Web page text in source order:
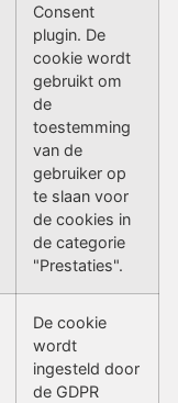
Consent
plugin. De
cookie wordt
gebruikt om
de
toestemming
van de
gebruiker op
te slaan voor
de cookies in
de categorie
"Prestaties".
De cookie
wordt
ingesteld door
de GDPR